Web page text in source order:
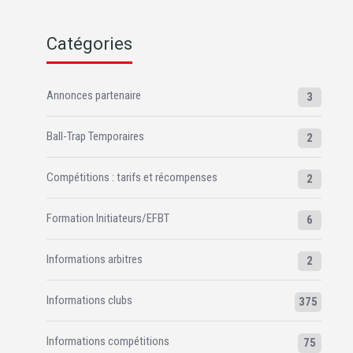
Catégories
Annonces partenaire 3
Ball-Trap Temporaires 2
Compétitions : tarifs et récompenses 2
Formation Initiateurs/EFBT 6
Informations arbitres 2
Informations clubs 375
Informations compétitions 75